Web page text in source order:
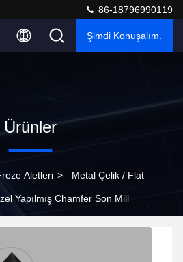
86-18796990119
Şimdi Konuşalım.
Ürünler
Aletleri > Metal Çelik / Flat
Yapılmış Chamfer Son Mill